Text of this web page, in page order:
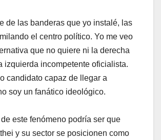
de las banderas que yo instalé, las
el centro político. Yo me veo
que no quiere ni la derecha
izquierda incompetente oficialista.
candidato capaz de llegar a
soy un fanático ideológico.
este fenómeno podría ser que
y su sector se posicionen como